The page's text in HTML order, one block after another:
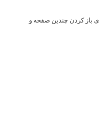
کردن چندین صفحه و